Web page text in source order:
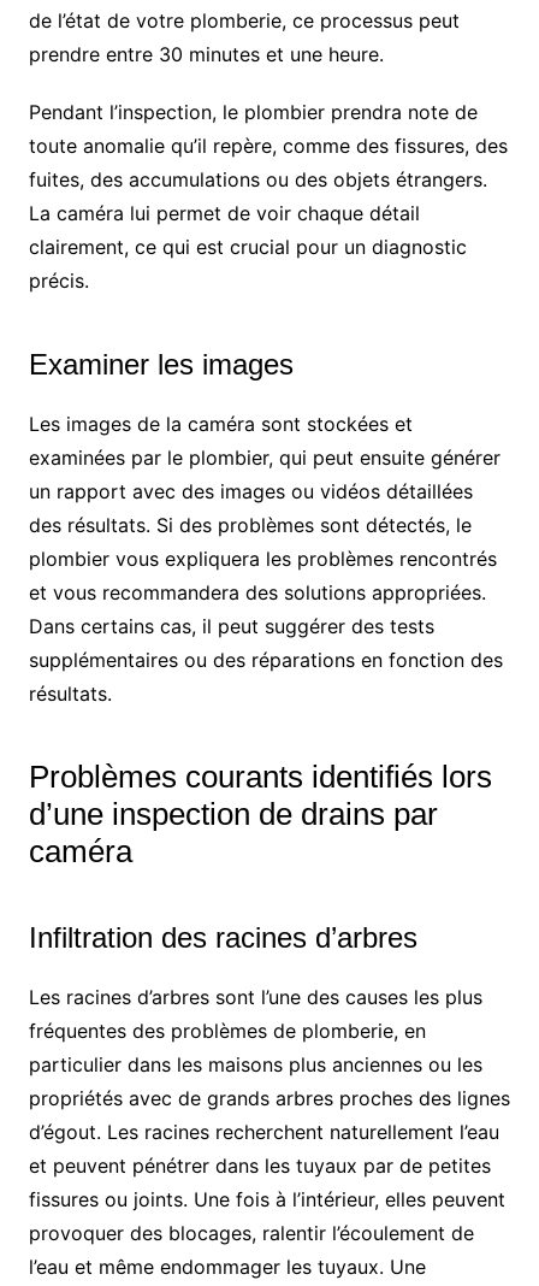
de l’état de votre plomberie, ce processus peut
prendre entre 30 minutes et une heure.
Pendant l’inspection, le plombier prendra note de
toute anomalie qu’il repère, comme des fissures, des
fuites, des accumulations ou des objets étrangers.
La caméra lui permet de voir chaque détail
clairement, ce qui est crucial pour un diagnostic
précis.
Examiner les images
Les images de la caméra sont stockées et
examinées par le plombier, qui peut ensuite générer
un rapport avec des images ou vidéos détaillées
des résultats. Si des problèmes sont détectés, le
plombier vous expliquera les problèmes rencontrés
et vous recommandera des solutions appropriées.
Dans certains cas, il peut suggérer des tests
supplémentaires ou des réparations en fonction des
résultats.
Problèmes courants identifiés lors
d’une inspection de drains par
caméra
Infiltration des racines d’arbres
Les racines d’arbres sont l’une des causes les plus
fréquentes des problèmes de plomberie, en
particulier dans les maisons plus anciennes ou les
propriétés avec de grands arbres proches des lignes
d’égout. Les racines recherchent naturellement l’eau
et peuvent pénétrer dans les tuyaux par de petites
fissures ou joints. Une fois à l’intérieur, elles peuvent
provoquer des blocages, ralentir l’écoulement de
l’eau et même endommager les tuyaux. Une